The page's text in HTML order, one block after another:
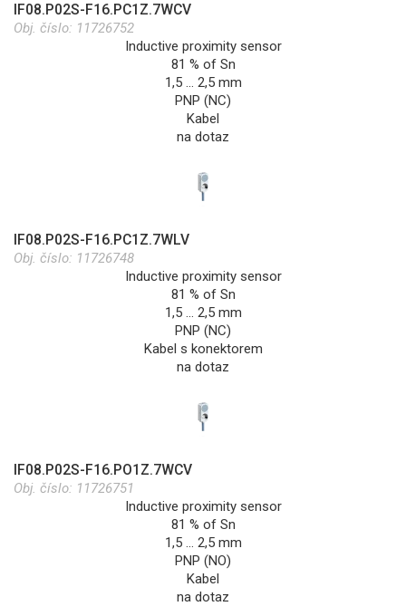
IF08.P02S-F16.PC1Z.7WCV
Obj. číslo: 11726752
Inductive proximity sensor
81 % of Sn
1,5 … 2,5 mm
PNP (NC)
Kabel
na dotaz
IF08.P02S-F16.PC1Z.7WLV
Obj. číslo: 11726748
Inductive proximity sensor
81 % of Sn
1,5 … 2,5 mm
PNP (NC)
Kabel s konektorem
na dotaz
IF08.P02S-F16.PO1Z.7WCV
Obj. číslo: 11726751
Inductive proximity sensor
81 % of Sn
1,5 … 2,5 mm
PNP (NO)
Kabel
na dotaz